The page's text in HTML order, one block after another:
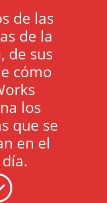
de las
de la
de sus
cómo
los
que se
en el